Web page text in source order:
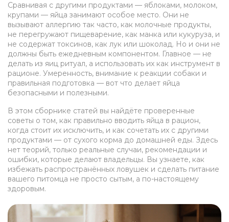
Сравнивая с другими продуктами — яблоками, молоком,
крупами — яйца занимают особое место. Они не
вызывают аллергию так часто, как молочные продукты,
не перегружают пищеварение, как манка или кукуруза, и
не содержат токсинов, как лук или шоколад. Но и они не
должны быть ежедневным компонентом. Главное — не
делать из яиц ритуал, а использовать их как инструмент в
рационе. Умеренность, внимание к реакции собаки и
правильная подготовка — вот что делает яйца
безопасными и полезными.
В этом сборнике статей вы найдёте проверенные
советы о том, как правильно вводить яйца в рацион,
когда стоит их исключить, и как сочетать их с другими
продуктами — от сухого корма до домашней еды. Здесь
нет теорий, только реальные случаи, рекомендации и
ошибки, которые делают владельцы. Вы узнаете, как
избежать распространённых ловушек и сделать питание
вашего питомца не просто сытым, а по-настоящему
здоровым.